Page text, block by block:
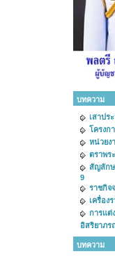
บทความ
เสาปร
โครงก
หน่วยง
ตราพร
สัญลักษ
9
ราชกิจ
เครื่อง
การแต่
อิสริยาภร
บทความ